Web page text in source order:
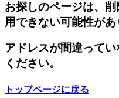
お探しのページは、
用できない可能性があ
アドレスが間違って
ください。
トップページに戻る